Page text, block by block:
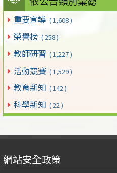
重要宣導 ( 1,608 )
榮譽榜 ( 258 )
教師研習 ( 1,227 )
活動競賽 ( 1,529 )
教育新知 ( 142 )
科學新知 ( 22 )
網站安全政策